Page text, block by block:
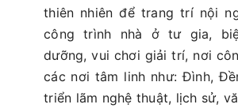
thiên nhiên để trang trí nội
công trình nhà ở tư gia,
dưỡng, vui chơi giải trí, nơi
các nơi tâm linh như: Đình,
triển lãm nghệ thuật, lịch sử,